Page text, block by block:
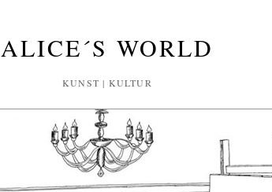
ALICE´S WORLD
KUNST | KULTUR